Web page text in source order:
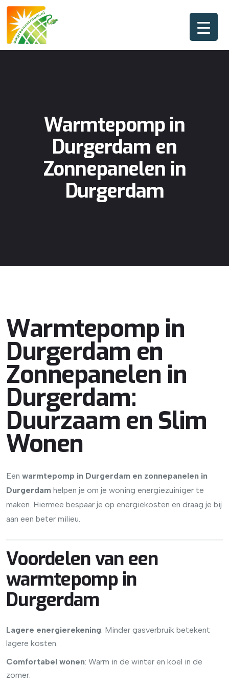
Warmtepomp in
Durgerdam en
Zonnepanelen in
Durgerdam
Warmtepomp in
Durgerdam en
Zonnepanelen in
Durgerdam:
Duurzaam en Slim
Wonen
Een warmtepomp in Durgerdam en zonnepanelen in
Durgerdam helpen je om je woning energiezuiniger te
maken. Hiermee bespaar je op energiekosten en draag je bij
aan een beter milieu.
Voordelen van een
warmtepomp in
Durgerdam
Lagere energierekening: Minder gasverbruik betekent
lagere kosten.
Comfortabel wonen: Warm in de winter en koel in de
zomer.